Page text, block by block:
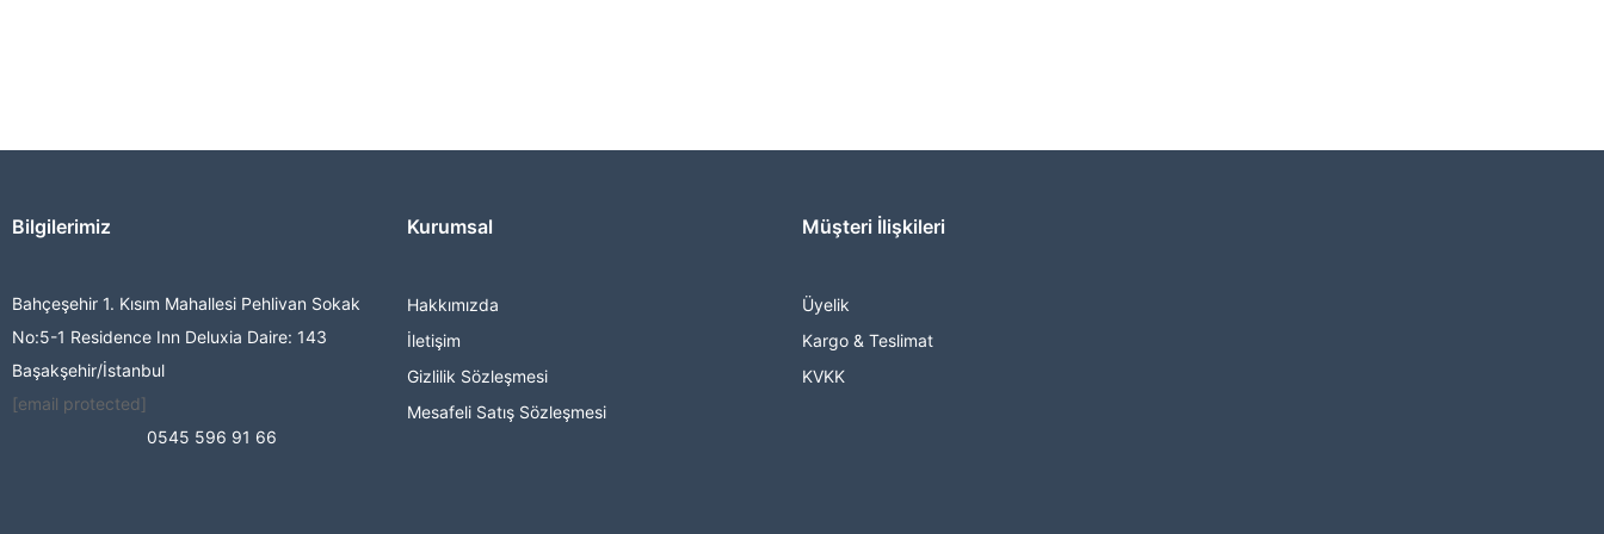
Bilgilerimiz
Bahçeşehir 1. Kısım Mahallesi Pehlivan Sokak
No:5-1 Residence Inn Deluxia Daire: 143
Başakşehir/İstanbul
[email protected]
0545 596 91 66
Kurumsal
Hakkımızda
İletişim
Gizlilik Sözleşmesi
Mesafeli Satış Sözleşmesi
Müşteri İlişkileri
Üyelik
Kargo & Teslimat
KVKK